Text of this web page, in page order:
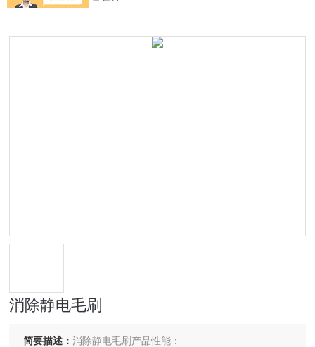
消除静电毛刷
简要描述：消除静电毛刷产品性能：